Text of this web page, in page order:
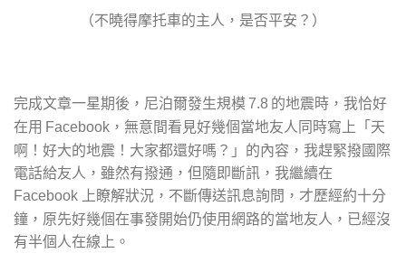
（不曉得摩托車的主人，是否平安？）
完成文章一星期後，尼泊爾發生規模7.8 的地震時，我恰好
在用 Facebook ，無意間看見好幾個當地友人同時寫上「天
啊！好大的地震！大家都還好嗎？」的內容，我趕緊撥國際
電話給友人，雖然有撥通，但隨即斷訊，我繼續在
Facebook
上瞭解狀況，不斷傳送訊息詢問，才歷經約十分
鐘，原先好幾個在事發開始仍使用網路的當地友人，已經沒
有半個人在線上。